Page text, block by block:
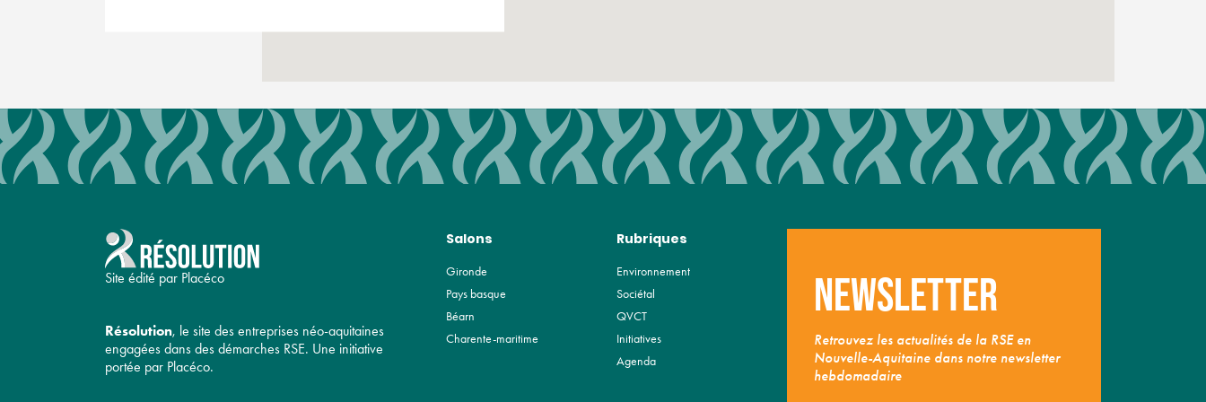
Site édité par Placéco
Résolution, le site des entreprises néo-aquitaines
engagées dans des démarches RSE. Une initiative
portée par Placéco.
Salons
Gironde
Pays basque
Béarn
Charente-maritime
Rubriques
Environnement
Sociétal
QVCT
Initiatives
Agenda
Newsletter
Retrouvez les actualités de la RSE en
Nouvelle-Aquitaine dans notre newsletter
hebdomadaire